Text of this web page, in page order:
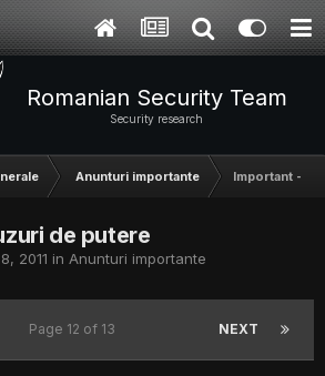
Romanian Security Team
Security research
Anunturi importante Important -
de putere
2011 in Anunturi importante
NEXT
Page 12 of 13